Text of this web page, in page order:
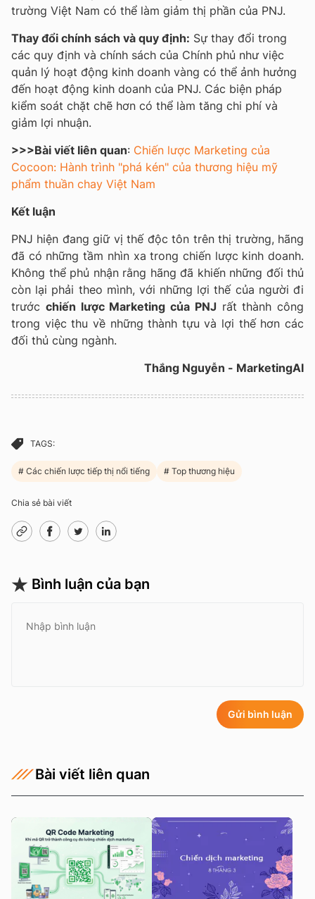
trường Việt Nam có thể làm giảm thị phần của PNJ.
Thay đổi chính sách và quy định: Sự thay đổi trong
các quy định và chính sách của Chính phủ như việc
quản lý hoạt động kinh doanh vàng có thể ảnh hưởng
đến hoạt động kinh doanh của PNJ. Các biện pháp
kiểm soát chặt chẽ hơn có thể làm tăng chi phí và
giảm lợi nhuận.
>>>Bài viết liên quan: Chiến lược Marketing của
Cocoon: Hành trình "phá kén" của thương hiệu mỹ
phẩm thuần chay Việt Nam
Kết luận
PNJ hiện đang giữ vị thế độc tôn trên thị trường, hãng
đã có những tầm nhìn xa trong chiến lược kinh doanh.
Không thể phủ nhận rằng hãng đã khiến những đối thủ
còn lại phải theo mình, với những lợi thế của người đi
trước chiến lược Marketing của PNJ rất thành công
trong việc thu về những thành tựu và lợi thế hơn các
đối thủ cùng ngành.
Thắng Nguyễn - MarketingAI
TAGS:
Các chiến lược tiếp thị nổi tiếng Top thương hiệu
Chia sẻ bài viết
Bình luận của bạn
Gửi bình luận
Bài viết liên quan